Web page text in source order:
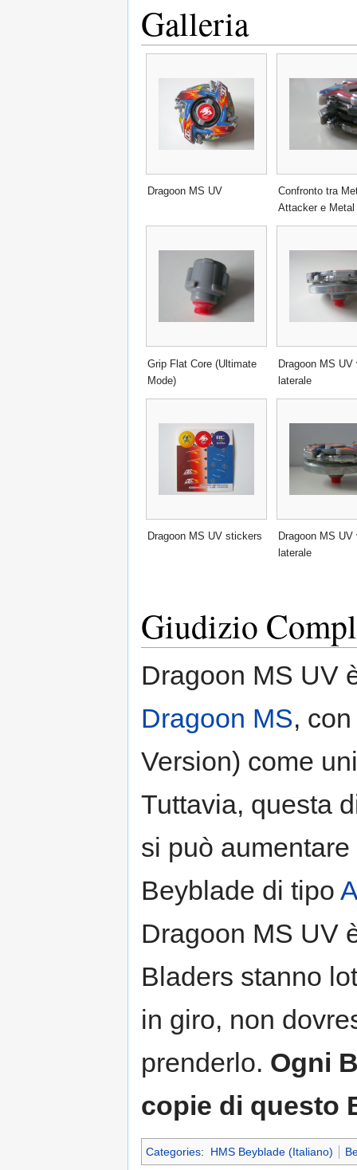
Galleria
Dragoon MS UV
Confronto tra
Attacker e Metal
Grip Flat Core (Ultimate
Mode)
Dragoon MS UV
laterale
Dragoon MS UV stickers
Dragoon MS UV
laterale
Giudizio
Dragoon MS UV
Dragoon MS,
Version) come
Tuttavia, questa
si può
Beyblade di tipo
Dragoon MS UV
Bladers stanno
in giro, non
prenderlo. Ogni
copie di questo
Categories: HMS Beyblade (Italiano)